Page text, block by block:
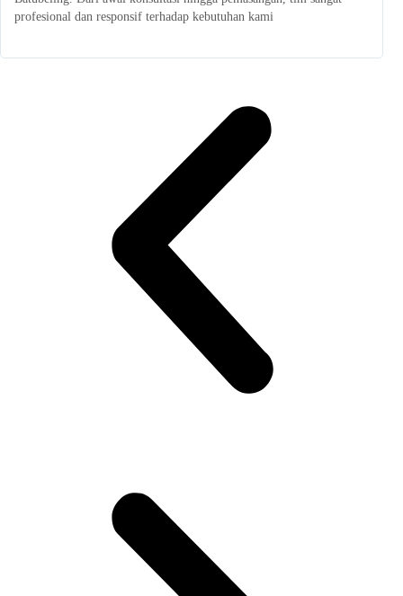
profesional dan responsif terhadap kebutuhan kami